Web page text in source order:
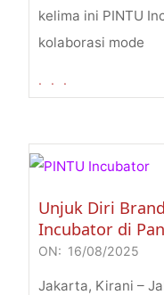
28
kelima ini PINTU
kolaborasi mode
. . .
Unjuk Diri
Incubator di
2025-
08-
ON: 16/08/2025
Jakarta, Kirani –